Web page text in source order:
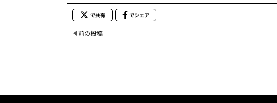
で共有 でシェア
前の投稿